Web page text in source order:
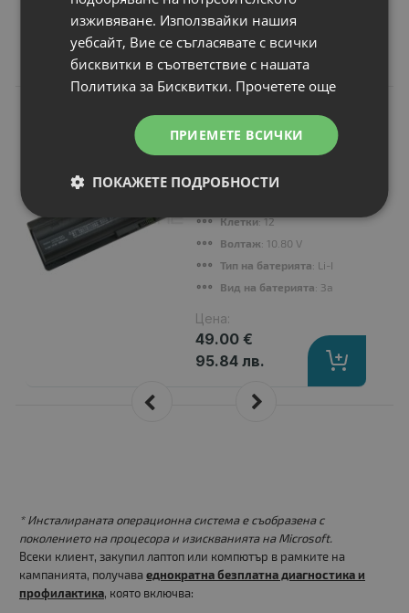
Подобни продукти
Батерия за лаптоп
Hewlett-Packard
Compaq Presario
CQ42-400 Series
Клетки: 12
Волтаж: 10.80 V
Тип на батерията: Li-Ion
Вид на батерията: Заместител
Цена:
49.00 €
95.84 лв.
* Инсталираната операционна система е съобразена с
поколението на процесора и изискванията на Microsoft.
Всеки клиент, закупил лаптоп или компютър в рамките на
кампанията, получава еднократна безплатна диагностика и
профилактика, която включва:
изживяване. Използвайки нашия
уебсайт, Вие се съгласявате с всички
бисквитки в съответствие с нашата
Политика за Бисквитки. Прочетете още
ПРИЕМЕТЕ ВСИЧКИ
ПОКАЖЕТЕ ПОДРОБНОСТИ